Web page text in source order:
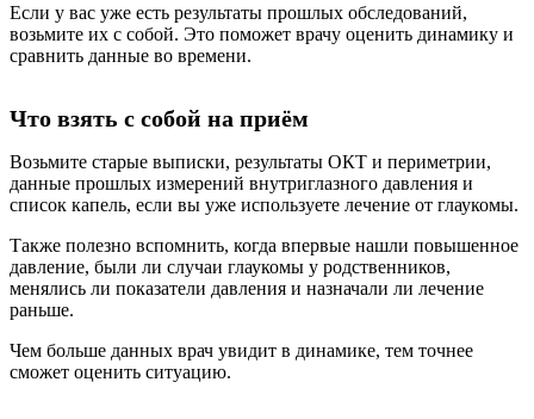
Если у вас уже есть результаты прошлых обследований,
возьмите их с собой. Это поможет врачу оценить динамику и
сравнить данные во времени.
Что взять с собой на приём
Возьмите старые выписки, результаты ОКТ и периметрии,
данные прошлых измерений внутриглазного давления и
список капель, если вы уже используете лечение от глаукомы.
Также полезно вспомнить, когда впервые нашли повышенное
давление, были ли случаи глаукомы у родственников,
менялись ли показатели давления и назначали ли лечение
раньше.
Чем больше данных врач увидит в динамике, тем точнее
сможет оценить ситуацию.